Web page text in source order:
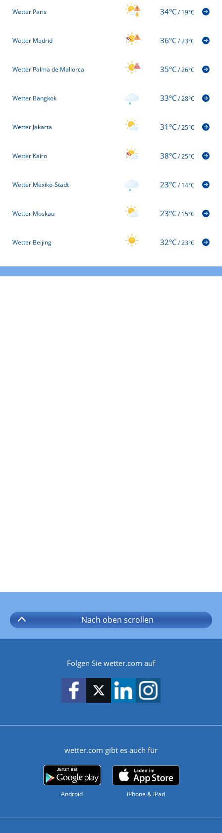
Wetter Paris 34°C/19°C
Wetter Madrid 36°C/23°C
Wetter Palma de Mallorca 35°C/26°C
Wetter Bangkok 33°C/28°C
Wetter Jakarta 31°C/25°C
Wetter Kairo 38°C/25°C
Wetter Mexiko-Stadt 23°C/14°C
Wetter Moskau 23°C/15°C
Wetter Beijing 32°C/23°C
Nach oben scrollen
Folgen Sie wetter.com auf
wetter.com gibt es auch für
Android iPhone & iPad